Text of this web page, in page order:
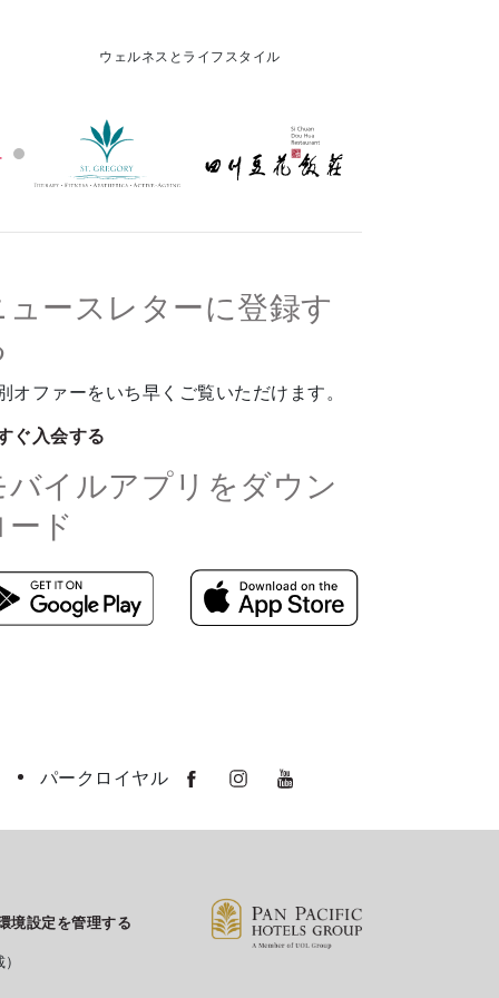
ウェルネスとライフスタイル
ュースレターに登録す
オファーをいち早くご覧いただけます。
ぐ入会する
バイルアプリをダウン
ード
パークロイヤル
境設定を管理する